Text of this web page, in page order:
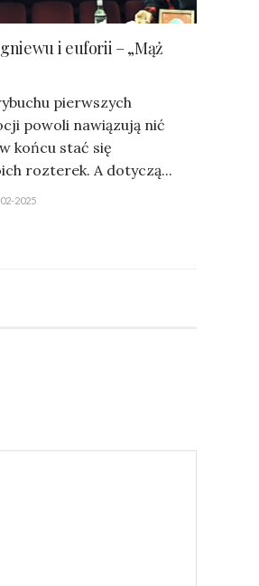
i euforii – „Mąż
pierwszych
powoli nawiązują nić
końcu stać się
rozterek. A dotyczą...
2025